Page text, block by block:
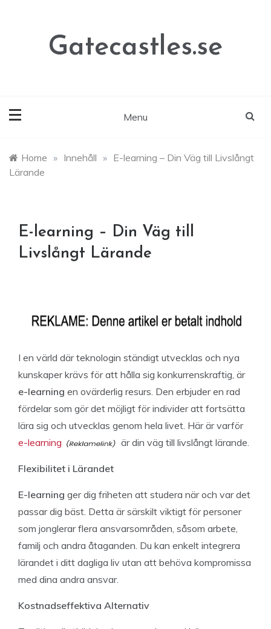
Gatecastles.se
Menu
Home » Innehåll » E-learning – Din Väg till Livslångt
Lärande
E-learning – Din Väg till
Livslångt Lärande
I en värld där teknologin ständigt utvecklas och nya
kunskaper krävs för att hålla sig konkurrenskraftig, är
e-learning en ovärderlig resurs. Den erbjuder en rad
fördelar som gör det möjligt för individer att fortsätta
lära sig och utvecklas genom hela livet. Här är varför
e-learning
är din väg till livslångt lärande.
Flexibilitet i Lärandet
E-learning ger dig friheten att studera när och var det
passar dig bäst. Detta är särskilt viktigt för personer
som jonglerar flera ansvarsområden, såsom arbete,
familj och andra åtaganden. Du kan enkelt integrera
lärandet i ditt dagliga liv utan att behöva kompromissa
med dina andra ansvar.
Kostnadseffektiva Alternativ